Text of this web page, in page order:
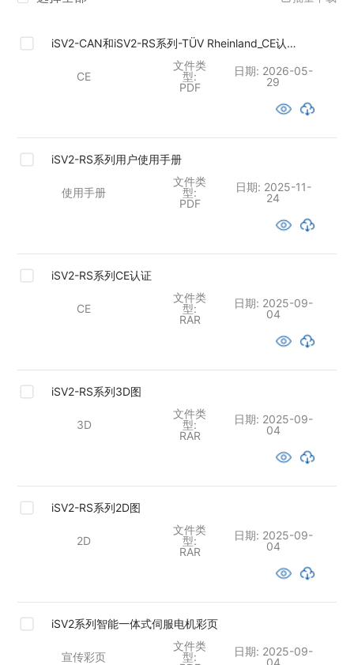
iSV2-CAN和iSV2-RS系列-TÜV Rheinland_CE认证
CE
文件类
型:
PDF
日期: 2026-05-
29
iSV2-RS系列用户使用手册
使用手册
文件类
型:
PDF
日期: 2025-11-
24
iSV2-RS系列CE认证
CE
文件类
型:
RAR
日期: 2025-09-
04
iSV2-RS系列3D图
3D
文件类
型:
RAR
日期: 2025-09-
04
iSV2-RS系列2D图
2D
文件类
型:
RAR
日期: 2025-09-
04
iSV2系列智能一体式伺服电机彩页
宣传彩页
文件类
型:
日期: 2025-09-
04